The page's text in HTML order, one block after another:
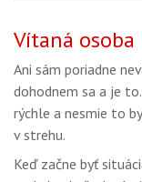
Vítaná osoba
Ani sám poriadne
dohodnem sa a je
rýchle a nesmie to
v strehu.
Keď začne byť